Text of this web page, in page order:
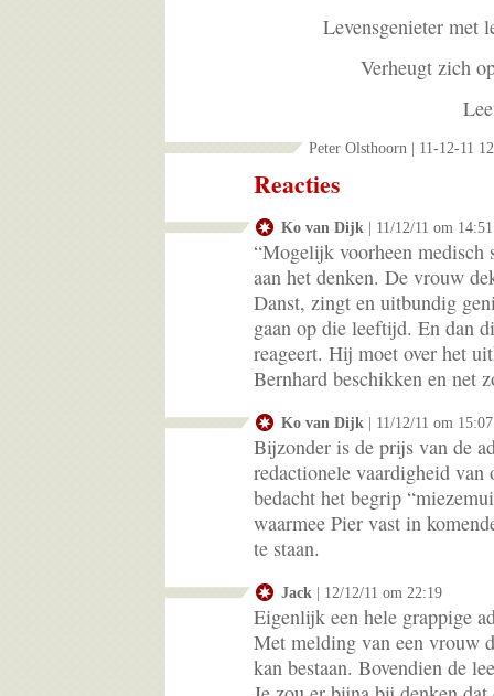
Levensgenieter met
Verheugt zich
Peter Olsthoorn | 11-12-11
Reacties
Ko van Dijk | 11/12/11 om 14:51
“Mogelijk voorheen medisch
aan het denken. De vrouw
Danst, zingt en uitbundig
gaan op die leeftijd. En dan
reageert. Hij moet over het
Bernhard beschikken en net
Ko van Dijk | 11/12/11 om 15:07
Bijzonder is de prijs van de
redactionele vaardigheid
bedacht het begrip
waarmee Pier vast in
te staan.
Jack | 12/12/11 om 22:19
Eigenlijk een hele grappige
Met melding van een vrouw
kan bestaan. Bovendien de